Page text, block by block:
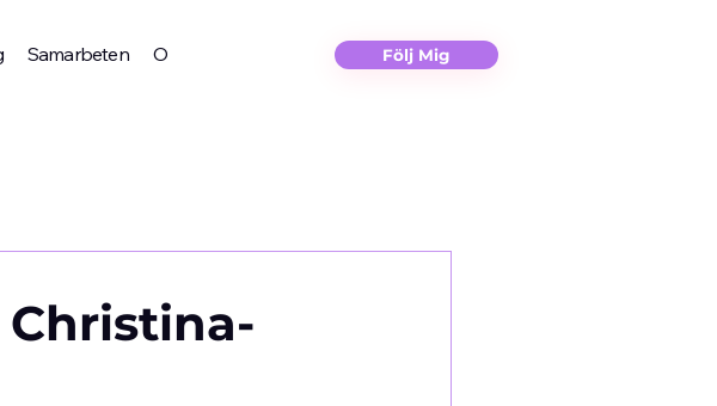
Samarbeten Om Christina Kontakt Följ Mig